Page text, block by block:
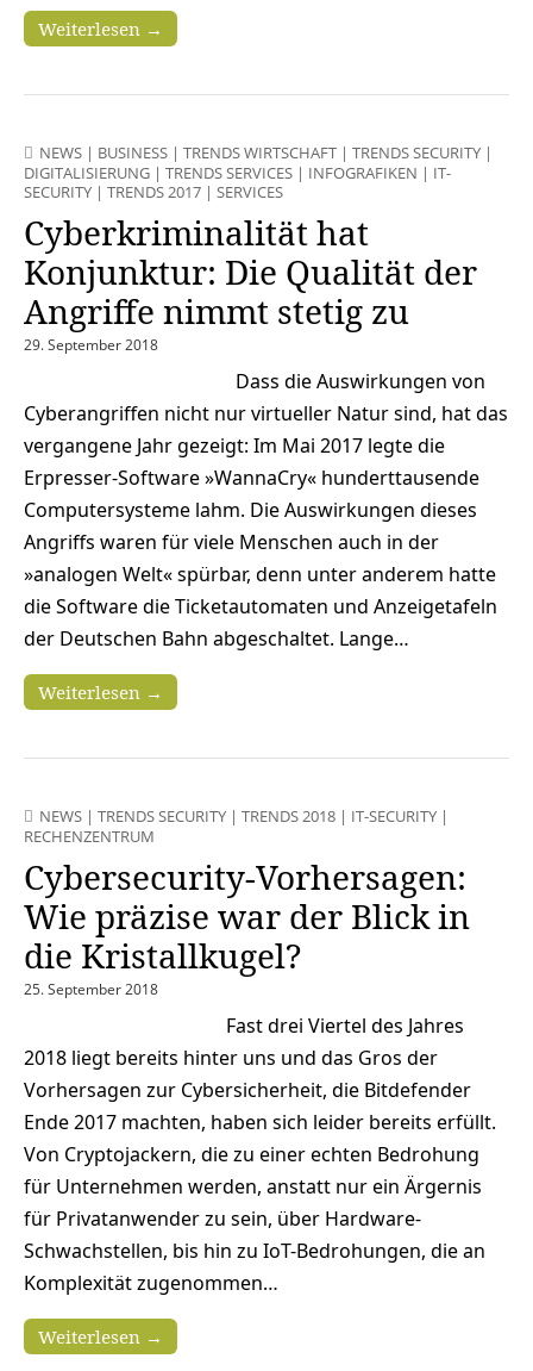
Weiterlesen →
NEWS | BUSINESS | TRENDS WIRTSCHAFT | TRENDS SECURITY |
DIGITALISIERUNG | TRENDS SERVICES | INFOGRAFIKEN | IT-
SECURITY | TRENDS 2017 | SERVICES
Cyberkriminalität hat
Konjunktur: Die Qualität der
Angriffe nimmt stetig zu
29. September 2018
Dass die Auswirkungen von
Cyberangriffen nicht nur virtueller Natur sind, hat das
vergangene Jahr gezeigt: Im Mai 2017 legte die
Erpresser-Software »WannaCry« hunderttausende
Computersysteme lahm. Die Auswirkungen dieses
Angriffs waren für viele Menschen auch in der
»analogen Welt« spürbar, denn unter anderem hatte
die Software die Ticketautomaten und Anzeigetafeln
der Deutschen Bahn abgeschaltet. Lange…
Weiterlesen →
NEWS | TRENDS SECURITY | TRENDS 2018 | IT-SECURITY |
RECHENZENTRUM
Cybersecurity-Vorhersagen:
Wie präzise war der Blick in
die Kristallkugel?
25. September 2018
Fast drei Viertel des Jahres
2018 liegt bereits hinter uns und das Gros der
Vorhersagen zur Cybersicherheit, die Bitdefender
Ende 2017 machten, haben sich leider bereits erfüllt.
Von Cryptojackern, die zu einer echten Bedrohung
für Unternehmen werden, anstatt nur ein Ärgernis
für Privatanwender zu sein, über Hardware-
Schwachstellen, bis hin zu IoT-Bedrohungen, die an
Komplexität zugenommen…
Weiterlesen →